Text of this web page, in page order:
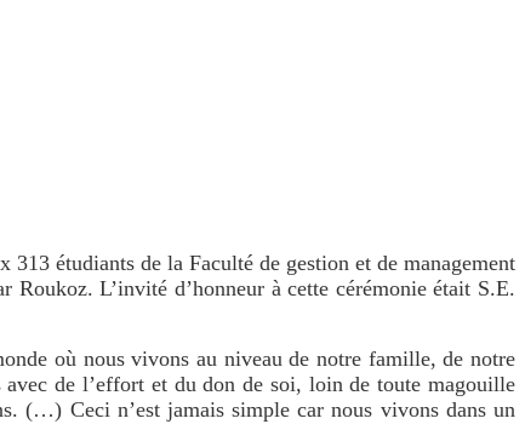
étudiants de la Faculté de gestion et de management
L’invité d’honneur à cette cérémonie était S.E.
où nous vivons au niveau de notre famille, de notre
de l’effort et du don de soi, loin de toute magouille
(…) Ceci n’est jamais simple car nous vivons dans un